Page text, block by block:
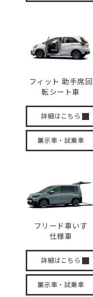
フィット 助手席回
転シート車
詳細はこちら
展示車・試乗車
フリード車いす
仕様車
詳細はこちら
展示車・試乗車